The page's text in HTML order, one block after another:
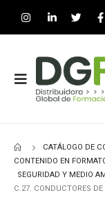
CATÁLOGO DE
CONTENIDO EN
SEGURIDAD Y MEDIO
C.27. CONDUCTORES DE